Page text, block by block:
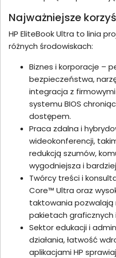
Najważniejsze
HP EliteBook Ultra to linia
różnych środowiskach:
Biznes i korporacje –
bezpieczeństwa,
integracja z
systemu BIOS
dostępem.
Praca zdalna i
wideokonferencji,
redukcją szumów,
wygodniejsza i
Twórcy treści i
Core™ Ultra oraz
taktowania
pakietach graficznych
Sektor edukacji i
działania, łatwość
aplikacjami HP